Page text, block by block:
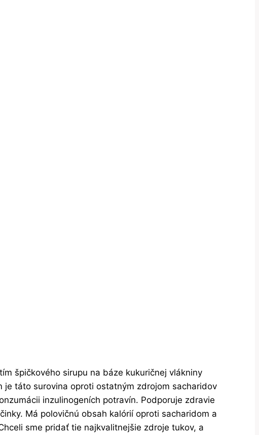
špičkového sirupu na báze kukuričnej vlákniny
je táto surovina oproti ostatným zdrojom sacharidov
inzulinogeních potravín. Podporuje zdravie
Má polovičnú obsah kalórií oproti sacharidom a
sme pridať tie najkvalitnejšie zdroje tukov, a